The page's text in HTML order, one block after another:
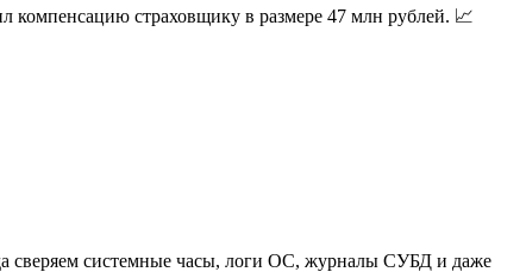
компенсацию страховщику в размере 47 млн рублей. 📈
сверяем системные часы, логи ОС, журналы СУБД и даже